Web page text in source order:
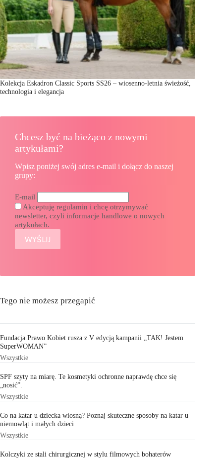
Kolekcja Eskadron Classic Sports SS26 – wiosenno-letnia świeżość,
technologia i elegancja
Chcesz być na bieżąco z nowymi
artykułami?
Wpisz poniżej swój adres e-mail i dołącz do naszej
grupy:
E-mail
Akceptuję regulamin i chcę otrzymywać
newsletter, czyli informacje handlowe o nowych
artykułach.
Tego nie możesz przegapić
Fundacja Prawo Kobiet rusza z V edycją kampanii „TAK! Jestem
SuperWOMAN”
Wszystkie
SPF szyty na miarę. Te kosmetyki ochronne naprawdę chce się
„nosić”.
Wszystkie
Co na katar u dziecka wiosną? Poznaj skuteczne sposoby na katar u
niemowląt i małych dzieci
Wszystkie
Kolczyki ze stali chirurgicznej w stylu filmowych bohaterów